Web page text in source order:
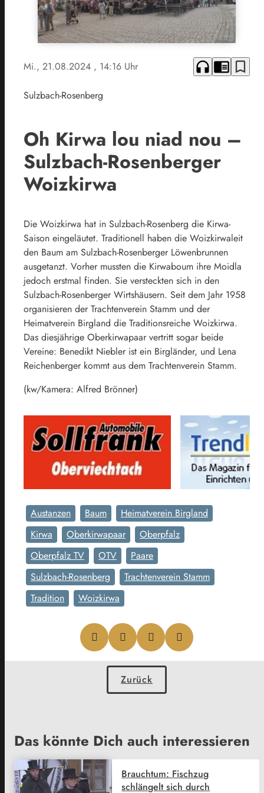
Mi., 21.08.2024 , 14:16 Uhr headphones chrome_reader_mode bookmark_border
Sulzbach-Rosenberg
Oh Kirwa lou niad nou –
Sulzbach-Rosenberger
Woizkirwa
Die Woizkirwa hat in Sulzbach-Rosenberg die Kirwa-
Saison eingeläutet. Traditionell haben die Woizkirwaleit
den Baum am Sulzbach-Rosenberger Löwenbrunnen
ausgetanzt. Vorher mussten die Kirwaboum ihre Moidla
jedoch erstmal finden. Sie versteckten sich in den
Sulzbach-Rosenberger Wirtshäusern. Seit dem Jahr 1958
organisieren der Trachtenverein Stamm und der
Heimatverein Birgland die Traditionsreiche Woizkirwa.
Das diesjährige Oberkirwapaar vertritt sogar beide
Vereine: Benedikt Niebler ist ein Birgländer, und Lena
Reichenberger kommt aus dem Trachtenverein Stamm.
(kw/Kamera: Alfred Brönner)
Austanzen Baum
Heimatverein Birgland
Kirwa
Oberkirwapaar
Oberpfalz
Oberpfalz TV
OTV
Paare
Sulzbach-Rosenberg
Trachtenverein Stamm
Tradition
Woizkirwa
Zurück
Das könnte Dich auch interessieren
Brauchtum: Fischzug
schlängelt sich durch